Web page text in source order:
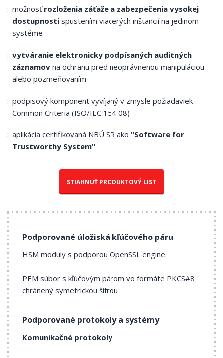
možnosťrozloženia záťaže a zabezpečenia vysokej
dostupnosti spustením viacerých inštancií na jedinom
systéme
vytváranie elektronicky podpísaných auditných
záznamov na ochranu pred neoprávnenou manipuláciou
alebo pozmeňovaním
podpisový komponent vyvíjaný v zmysle požiadaviek
Common Criteria (ISO/IEC 154 08)
aplikácia certifikovaná NBÚ SR ako "Software for
Trustworthy System"
STIAHNUŤ PRODUKTOVÝ LIST
Podporované úložiská kľúčového páru
HSM moduly s podporou OpenSSL engine
PEM súbor s kľúčovým párom vo formáte PKCS#8
chránený symetrickou šifrou
Podporované protokoly a systémy
Komunikačné protokoly